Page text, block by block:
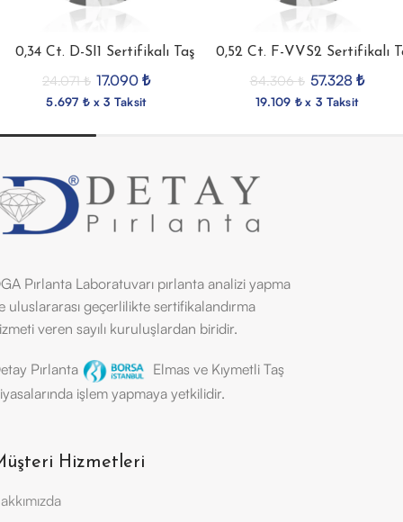
0,34 Ct. D-SI1 Sertifikalı Taş
24.071₺ 17.090 ₺
5.697 ₺ x 3 Taksit
0,52 Ct. F-VVS2 Sertifikalı
84.306₺ 57.328 ₺
19.109 ₺ x 3 Taksit
Pırlanta Laboratuvarı pırlanta analizi yapma
uluslararası geçerlilikte sertifikalandırma
veren sayılı kuruluşlardan biridir.
Pırlanta
Elmas ve Kıymetli Taş
işlem yapmaya yetkilidir.
Hizmetleri